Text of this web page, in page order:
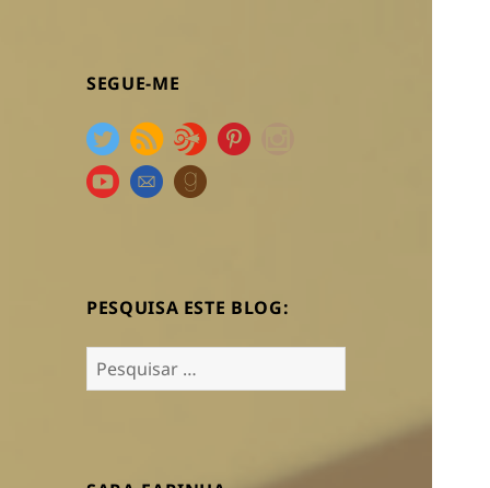
SEGUE-ME
PESQUISA ESTE BLOG:
Pesquisar
por: